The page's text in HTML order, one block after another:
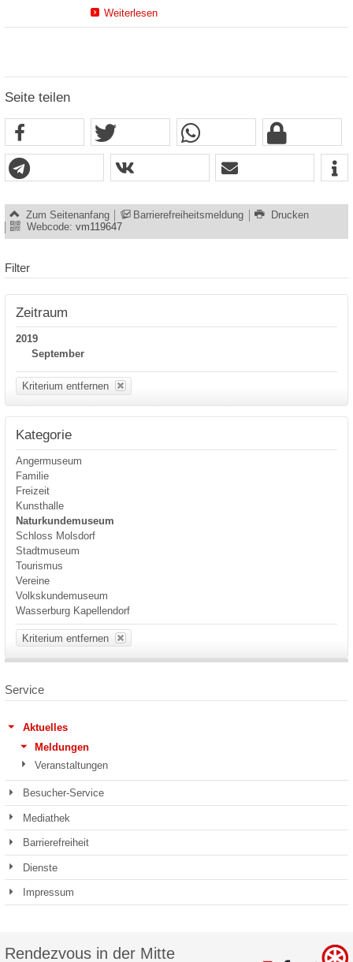
Weiterlesen
Seite teilen
Zum Seitenanfang Barrierefreiheitsmeldung
Drucken
Webcode: vm119647
Filter
Zeitraum
2019
September
Kriterium entfernen
Kategorie
Angermuseum
Familie
Freizeit
Kunsthalle
Naturkundemuseum
Schloss Molsdorf
Stadtmuseum
Tourismus
Vereine
Volkskundemuseum
Wasserburg Kapellendorf
Kriterium entfernen
Service
Aktuelles
Meldungen
Veranstaltungen
Besucher-Service
Mediathek
Barrierefreiheit
Dienste
Impressum
Rendezvous in der Mitte